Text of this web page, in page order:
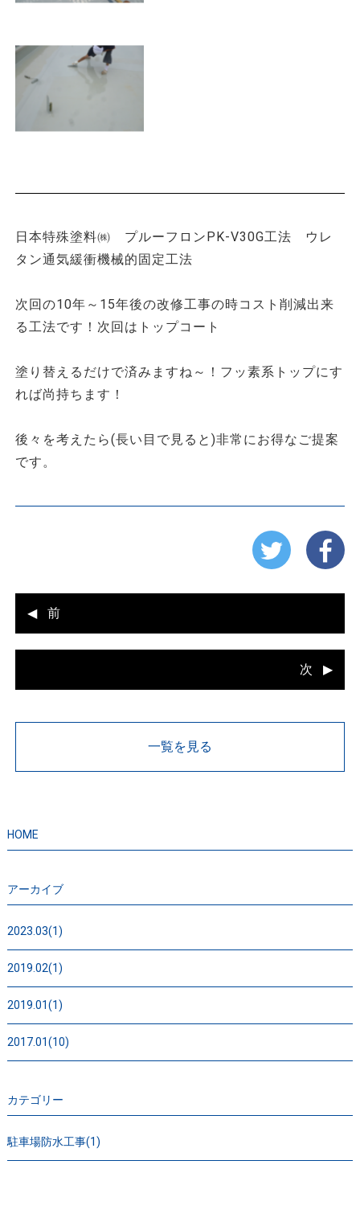
日本特殊塗料㈱ プルーフロンPK-V30G工法 ウレ
タン通気緩衝機械的固定工法
次回の10年～15年後の改修工事の時コスト削減出来
る工法です！次回はトップコート
塗り替えるだけで済みますね～！フッ素系トップにす
れば尚持ちます！
後々を考えたら(長い目で見ると)非常にお得なご提案
です。
前
次
一覧を見る
HOME
アーカイブ
2023.03(1)
2019.02(1)
2019.01(1)
2017.01(10)
カテゴリー
駐車場防水工事(1)